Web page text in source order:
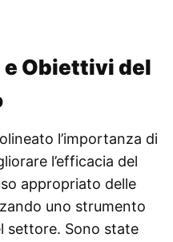
Obiettivi del
l’importanza di
l’efficacia del
appropriato delle
uno strumento
settore. Sono state